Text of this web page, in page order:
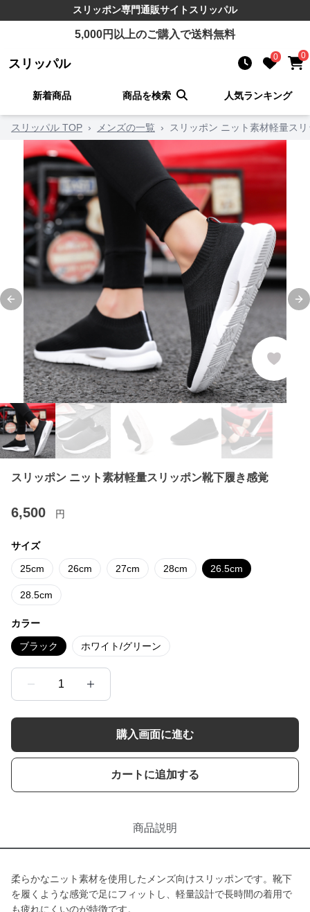
スリッポン専門通販サイト スリッパル
5,000円以上のご購入で送料無料
スリッパル 0 0
新着商品 商品を検索 人気ランキング
スリッパル TOP › メンズの一覧 › スリッポン ニット素材軽量ス
Previous slide
スリッポン ニット素材軽量スリッポン靴下履き感覚
6,500 円
サイズ
25cm 26cm 27cm 28cm 26.5cm
28.5cm
カラー
ブラック ホワイト/グリーン
1
購入画面に進む
カートに追加する
商品説明
柔らかなニット素材を使用したメンズ向けスリッポンです。靴下
を履くような感覚で足にフィットし、軽量設計で長時間の着用で
も疲れにくいのが特徴です。